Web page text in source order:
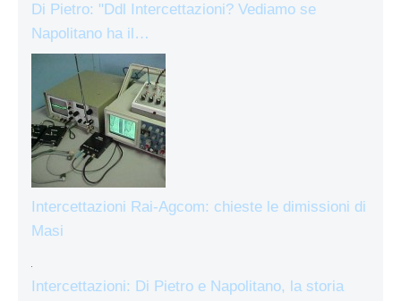
Di Pietro: "Ddl Intercettazioni? Vediamo se
Napolitano ha il…
Intercettazioni Rai-Agcom: chieste le dimissioni di
Masi
Intercettazioni: Di Pietro e Napolitano, la storia